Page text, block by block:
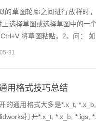
的草图轮廓之间进行放样时
选择草图或选择草图中的一
将草图粘贴。2、问：
31
用格式技巧总结
的通用格式大多是*.x_t,
打开*.x_t, *.x_b, *.igs,